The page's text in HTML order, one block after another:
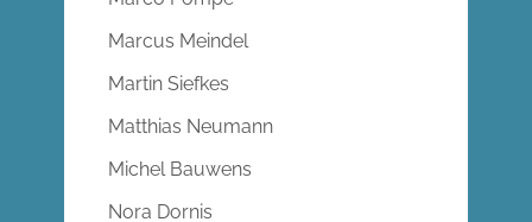
Marcus Meindel
Martin Siefkes
Matthias Neumann
Michel Bauwens
Nora Dornis